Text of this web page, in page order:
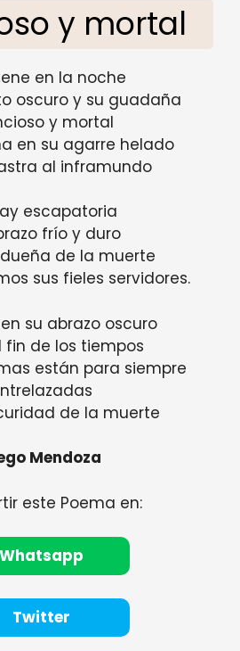
y mortal
en la noche
oscuro y su guadaña
y mortal
en su agarre helado
al inframundo
escapatoria
frío y duro
de la muerte
sus fieles servidores.
su abrazo oscuro
fin de los tiempos
están para siempre
de la muerte
Mendoza
este Poema en:
Whatsapp
Twitter